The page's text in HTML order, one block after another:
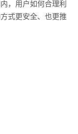
，用户如何合理利
式更安全、也更推